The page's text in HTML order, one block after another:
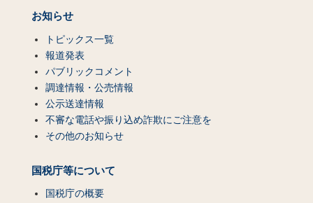
お知らせ
トピックス一覧
報道発表
パブリックコメント
調達情報・公売情報
公示送達情報
不審な電話や振り込め詐欺にご注意を
その他のお知らせ
国税庁等について
国税庁の概要